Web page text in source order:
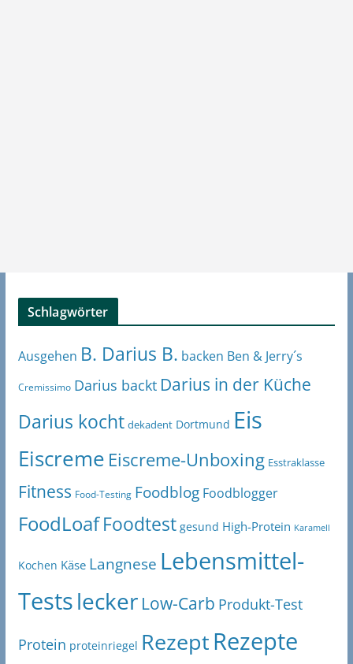
Schlagwörter
Ausgehen B. Darius B. backen Ben & Jerry´s
Cremissimo Darius backt Darius in der Küche
Darius kocht dekadent Dortmund Eis
Eiscreme Eiscreme-Unboxing Esstraklasse
Fitness Food-Testing Foodblog Foodblogger
FoodLoaf Foodtest gesund High-Protein Karamell
Kochen Käse Langnese Lebensmittel-
Testslecker Low-Carb Produkt-Test
Protein proteinriegel RezeptRezepte